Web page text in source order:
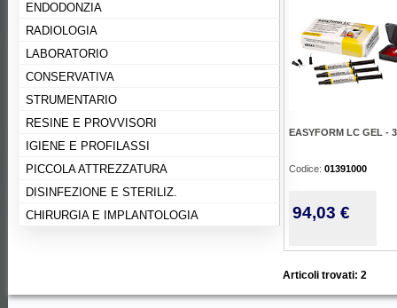
ENDODONZIA
RADIOLOGIA
LABORATORIO
CONSERVATIVA
STRUMENTARIO
RESINE E PROVVISORI
IGIENE E PROFILASSI
PICCOLA ATTREZZATURA
DISINFEZIONE E STERILIZ.
CHIRURGIA E IMPLANTOLOGIA
EASYFORM LC GEL -
Codice: 01391000
94,03 €
Articoli trovati: 2